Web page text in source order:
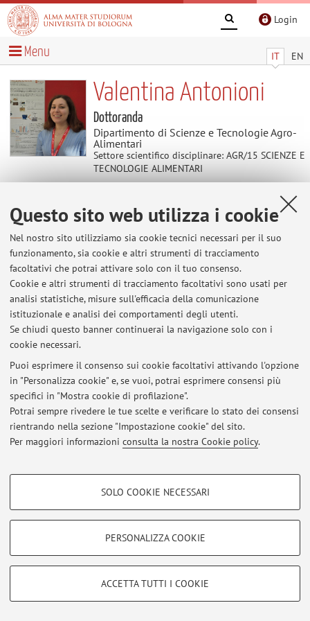
Questo sito web utilizza i cookie
Nel nostro sito utilizziamo sia cookie tecnici necessari per il suo
funzionamento, sia cookie e altri strumenti di tracciamento
facoltativi che potrai attivare solo con il tuo consenso.
Cookie e altri strumenti di tracciamento facoltativi sono usati per
analisi statistiche, misure sull'efficacia della comunicazione
istituzionale e analisi dei comportamenti degli utenti.
Se chiudi questo banner continuerai la navigazione solo con i
cookie necessari.
Puoi esprimere il consenso sui cookie facoltativi attivando l'opzione
in "Personalizza cookie" e, se vuoi, potrai esprimere consensi più
specifici in "Mostra cookie di profilazione".
Potrai sempre rivedere le tue scelte e verificare lo stato dei consensi
rientrando nella sezione "Impostazione cookie" del sito.
Per maggiori informazioni consulta la nostra Cookie policy.
COOKIE DI PROFILAZIONE - FACOLTATIVI
COOKIE TECNICI - NECESSARI
Si tratta di cookie tecnici utilizzati, a titolo esemplificativo, per il corretto
SOLO COOKIE NECESSARI
PERSONALIZZA COOKIE
ACCETTA TUTTI I COOKIE
Login
IT EN
Menu
Valentina Antonioni
Dottoranda
Dipartimento di Scienze e Tecnologie Agro-
Alimentari
Settore scientifico disciplinare: AGR/15 SCIENZE E
TECNOLOGIE ALIMENTARI
Temi di ricerca
Parole chiave: Ossidazione lipidica Antiossidanti
Analisi della frazione lipidica
Pet food
Ultimi avvisi
Area riservata
Zamboni, 33 - 40126 Bologna - Partita IVA: 01131710376